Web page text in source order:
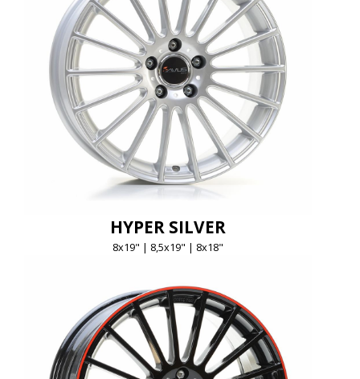
HYPER SILVER
8x19" | 8,5x19" | 8x18"